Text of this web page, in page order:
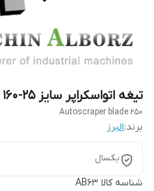
تیغه اتواسکراپر سایز 25-160 میلیمتر (روتاری)
Autoscraper blade 250
برند:البرز
یکسال
شناسه کالا AB63